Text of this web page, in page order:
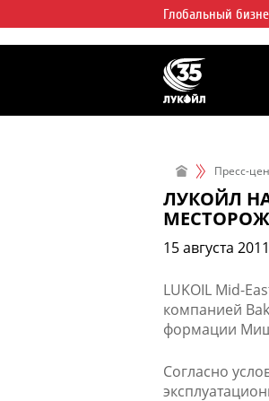
ЛУКОЙЛ
ЛУКОЙЛ —
мире, на долю
мировой
Глобальный
Пресс-
ЛУКОЙЛ
15 августа
LUKOIL Mid-
компанией
формации
Согласно